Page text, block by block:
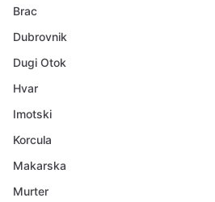
Brac
Dubrovnik
Dugi Otok
Hvar
Imotski
Korcula
Makarska
Murter